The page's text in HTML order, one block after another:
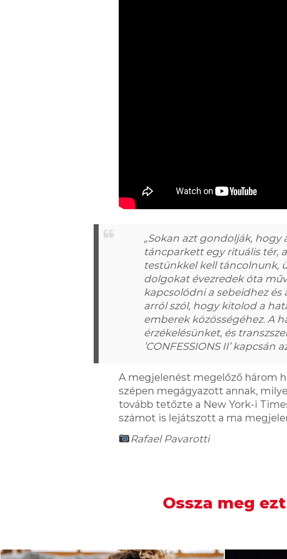
„Sokan azt gondolják, hogy
táncparkett egy rituális tér,
testünkkel kell táncolnunk,
dolgokat évezredek óta
kapcsolódni a sebeidhez és
arról szól, hogy kitolod a
emberek közösségéhez. A
érzékelésünket, és
’CONFESSIONS II’ kapcsán
A megjelenést megelőző három
szépen megágyazott annak,
tovább tetőzte a New York-i
számot is lejátszott a ma
Rafael Pavarotti
Ossza meg